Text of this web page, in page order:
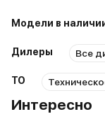
Модели в
Дилеры Все
ТО
Интересно